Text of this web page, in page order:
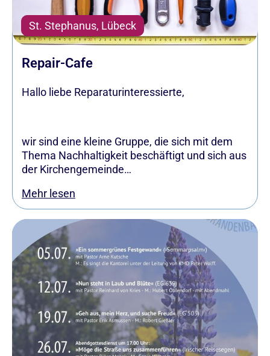
St. Stephanus, Lübeck
Repair-Cafe
Hallo liebe Reparaturinteressierte,
wir sind eine kleine Gruppe, die sich mit dem
Thema Nachhaltigkeit beschäftigt und sich aus
der Kirchengemeinde…
Mehr lesen